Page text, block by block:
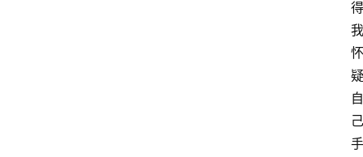
得
我
怀
疑
自
己
手